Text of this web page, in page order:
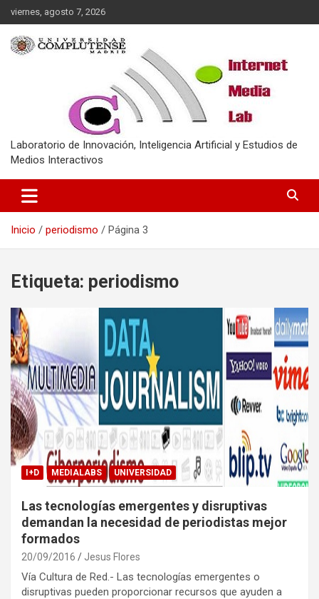
Saltar
al
contenido
viernes, agosto 7, 2026
Laboratorio de Innovación, Inteligencia Artificial y Estudios de
Medios Interactivos
Inicio periodismo Página 3
Etiqueta: periodismo
I+D MEDIALABS UNIVERSIDAD
Las tecnologías emergentes y disruptivas
demandan la necesidad de periodistas mejor
formados
20/09/2016 Jesus Flores
Vía Cultura de Red.- Las tecnologías emergentes o
disruptivas pueden proporcionar recursos que ayuden a